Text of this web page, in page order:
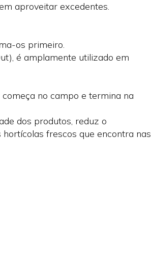
aproveitar excedentes.
os primeiro.
é amplamente utilizado em
no campo e termina na
dos produtos, reduz o
frescos que encontra nas